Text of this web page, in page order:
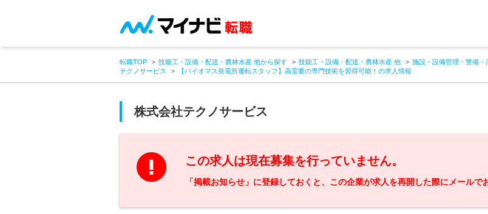
転職TOP 技能工・設備・配送・農林水産 他から探す 技能工・設備・配送・農林水産 他 施設・設備管理・警備・
テクノサービス
【バイオマス発電所運転スタッフ】高需要の専門技術を習得可能！の求人情報
株式会社テクノサービス
この求人は現在募集を行っていません。
「掲載お知らせ」に登録しておくと、この企業が求人を再開した際にメールで